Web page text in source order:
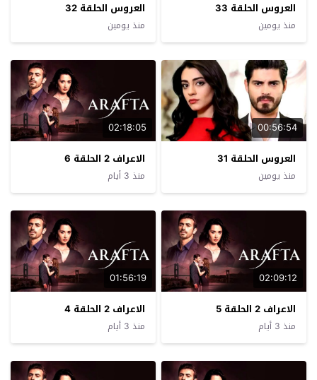
العروس الحلقة 33
منذ يومين
العروس الحلقة 32
منذ يومين
00:56:54
العروس الحلقة 31
منذ يومين
02:18:05
الاعراف 2 الحلقة 6
منذ 3 أيام
02:09:12
الاعراف 2 الحلقة 5
منذ 3 أيام
01:56:19
الاعراف 2 الحلقة 4
منذ 3 أيام